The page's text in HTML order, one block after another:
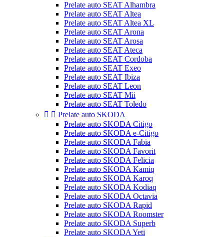
Prelate auto SEAT Alhambra
Prelate auto SEAT Altea
Prelate auto SEAT Altea XL
Prelate auto SEAT Arona
Prelate auto SEAT Arosa
Prelate auto SEAT Ateca
Prelate auto SEAT Cordoba
Prelate auto SEAT Exeo
Prelate auto SEAT Ibiza
Prelate auto SEAT Leon
Prelate auto SEAT Mii
Prelate auto SEAT Toledo
  Prelate auto SKODA
Prelate auto SKODA Citigo
Prelate auto SKODA e-Citigo
Prelate auto SKODA Fabia
Prelate auto SKODA Favorit
Prelate auto SKODA Felicia
Prelate auto SKODA Kamiq
Prelate auto SKODA Karoq
Prelate auto SKODA Kodiaq
Prelate auto SKODA Octavia
Prelate auto SKODA Rapid
Prelate auto SKODA Roomster
Prelate auto SKODA Superb
Prelate auto SKODA Yeti